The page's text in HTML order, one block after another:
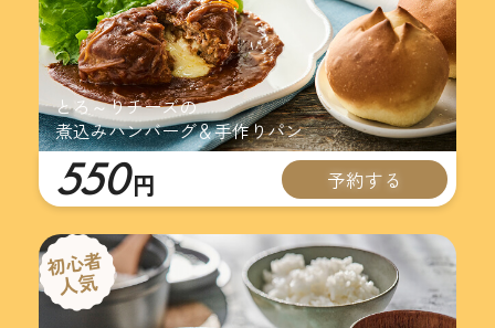
とろ～りチーズの
煮込みハンバーグ＆手作りパン
550 円 予約する